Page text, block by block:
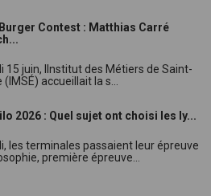
Contest : Matthias Carré
15 juin, lInstitut des Métiers de Saint-
(IMSÉ) accueillait la s...
2026 : Quel sujet ont choisi les ly...
les terminales passaient leur épreuve
première épreuve...